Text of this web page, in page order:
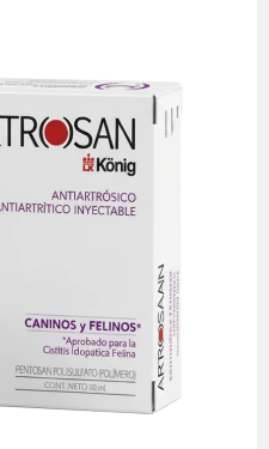
por Faryvet, es un
reputación en la clínica
para el manejo de
articular. El Artrosan destaca
Enfermedad Osteoartrítica
no solo "tapa el dolor", sino
degradación. Siendo esto su
aplicado esto? Es Más
mayoría de los productos
orales. El Artrosan es un
biológicos mucho más
Estimula a los
funciones. Mejora de la
nutrición de la articulación y
de los nutrientes.